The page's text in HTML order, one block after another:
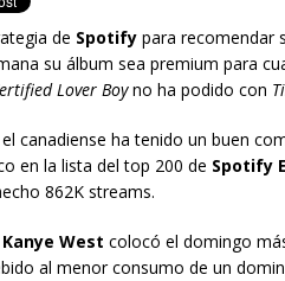
de Spotifypara recomendar
su álbum sea premium para
Lover Boyno ha podido con
canadiense ha tenido un buen
en la lista del top 200 de Spotify
862K streams.
Kanye West colocó el domingo
al menor consumo de un